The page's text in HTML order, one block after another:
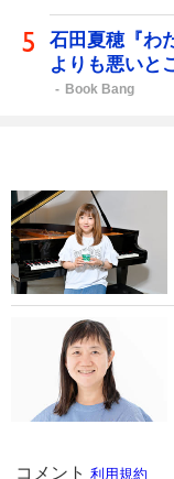
石田夏穂『わ
よりも悪いと
Book Bang